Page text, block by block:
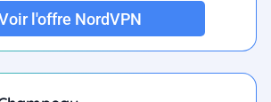
l'offre NordVPN